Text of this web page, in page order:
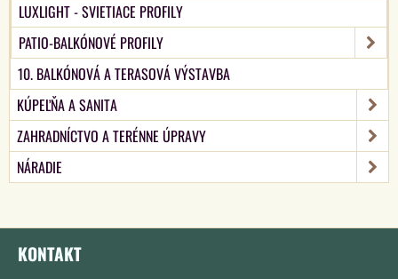
LUXLIGHT - SVIETIACE PROFILY
PATIO-BALKÓNOVÉ PROFILY
10. BALKÓNOVÁ A TERASOVÁ VÝSTAVBA
KÚPEĽŇA A SANITA
ZAHRADNÍCTVO A TERÉNNE ÚPRAVY
NÁRADIE
KONTAKT